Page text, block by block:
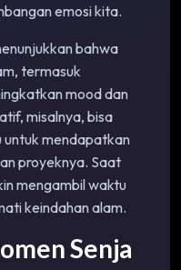
emosi kita.
bahwa
termasuk
mood dan
misalnya, bisa
untuk mendapatkan
proyeknya. Saat
mengambil waktu
keindahan alam.
Senja